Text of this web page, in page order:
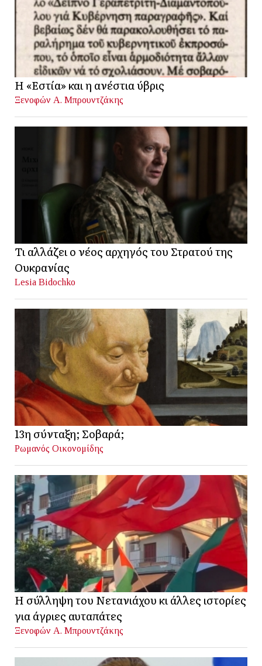
Η «Εστία» και η ανέστια ύβρις
Ξενοφών Α. Μπρουντζάκης
Τι αλλάζει ο νέος αρχηγός του Στρατού της
Ουκρανίας
Lesia Bidochko
13η σύνταξη; Σοβαρά;
Ρωμανός Οικονομίδης
Η σύλληψη του Νετανιάχου κι άλλες ιστορίες
για άγριες αυταπάτες
Ξενοφών Α. Μπρουντζάκης